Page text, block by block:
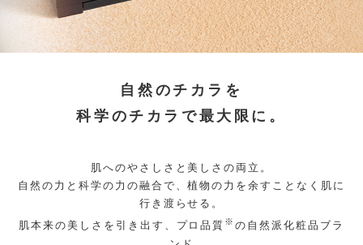
自然のチカラを
科学のチカラで最大限に。
肌へのやさしさと美しさの両立。
自然の力と科学の力の融合で、植物の力を余すことなく肌に
行き渡らせる。
肌本来の美しさを引き出す、プロ品質 ※ の自然派化粧品ブラ